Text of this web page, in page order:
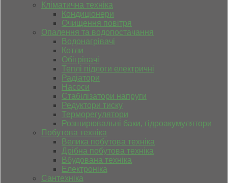
Кліматична техніка
Кондиціонери
Очищення повітря
Опалення та водопостачання
Водонагрівачі
Котли
Обігрівачі
Теплі підлоги електричні
Радіатори
Насоси
Стабілізатори напруги
Редуктори тиску
Терморегулятори
Розширювальні баки, гідроакумулятори
Побутова техніка
Велика побутова техніка
Дрібна побутова техніка
Вбудована техніка
Електроніка
Сантехніка